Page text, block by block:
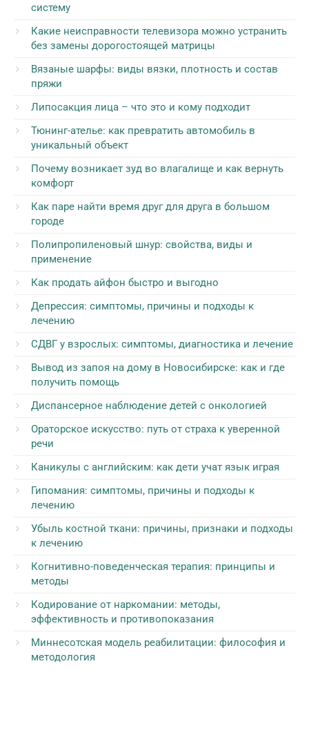
систему
Какие неисправности телевизора можно устранить
без замены дорогостоящей матрицы
Вязаные шарфы: виды вязки, плотность и состав
пряжи
Липосакция лица – что это и кому подходит
Тюнинг-ателье: как превратить автомобиль в
уникальный объект
Почему возникает зуд во влагалище и как вернуть
комфорт
Как паре найти время друг для друга в большом
городе
Полипропиленовый шнур: свойства, виды и
применение
Как продать айфон быстро и выгодно
Депрессия: симптомы, причины и подходы к
лечению
СДВГ у взрослых: симптомы, диагностика и лечение
Вывод из запоя на дому в Новосибирске: как и где
получить помощь
Диспансерное наблюдение детей с онкологией
Ораторское искусство: путь от страха к уверенной
речи
Каникулы с английским: как дети учат язык играя
Гипомания: симптомы, причины и подходы к
лечению
Убыль костной ткани: причины, признаки и подходы
к лечению
Когнитивно-поведенческая терапия: принципы и
методы
Кодирование от наркомании: методы,
эффективность и противопоказания
Миннесотская модель реабилитации: философия и
методология